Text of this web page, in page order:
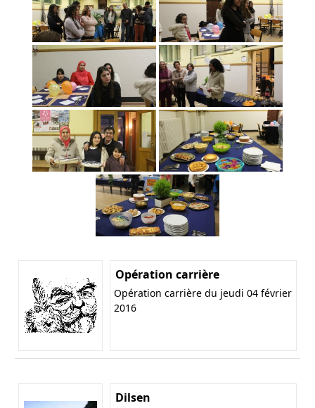
Opération carrière
Opération carrière du jeudi 04 février
2016
Dilsen